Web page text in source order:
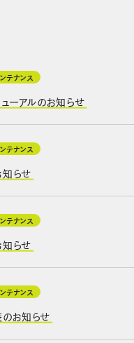
テナンス
ーアルのお知らせ
テナンス
知らせ
テナンス
知らせ
テナンス
のお知らせ